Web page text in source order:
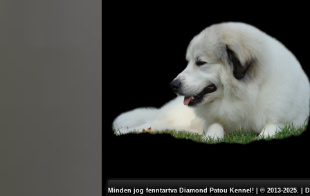
Minden jog fenntartva Diamond Patou Kennel! | © 2013-2025. |